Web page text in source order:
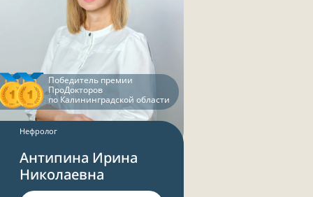
Нефролог
Антипина Ирина
Николаевна
Победитель премии
ПроДокторов
по Калининградской области